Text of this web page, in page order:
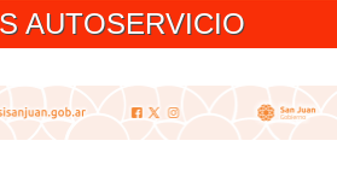
AUTOSERVICIO